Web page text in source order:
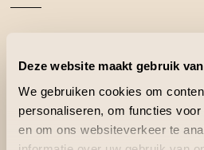
Deze website maakt gebruik
We gebruiken cookies om
personaliseren, om functies
en om ons websiteverkeer te